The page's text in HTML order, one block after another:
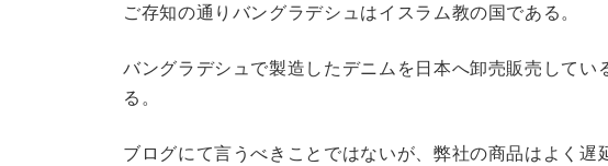
ご存知の通りバングラデシュはイスラム教の国である。
バングラデシュで製造したデニムを日本へ卸売販売してい
る。
ブログにて言うべきことではないが、弊社の商品はよく遅